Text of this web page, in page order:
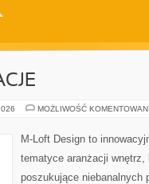
MOŻLIWOŚĆ
M-Loft Design to
tematyce aranżacji
poszukujące niebanalnych